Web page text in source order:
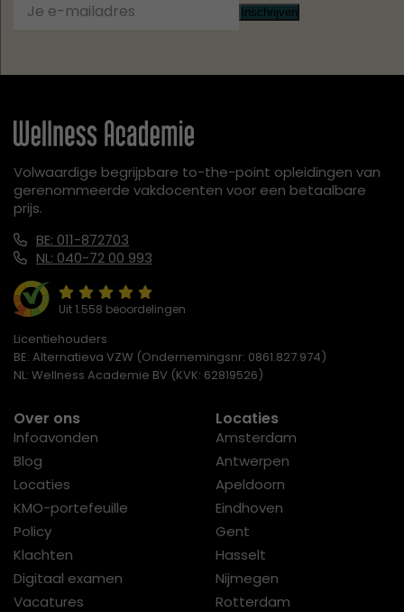
Inschrijven
Volwaardige begrijpbare to-the-point opleidingen van
gerenommeerde vakdocenten voor een betaalbare
prijs.
BE: 011-872703
NL: 040-72 00 993
Uit 1.558 beoordelingen
Licentiehouders
BE: Alternatieva VZW (Ondernemingsnr: 0861.827.974)
NL: Wellness Academie BV (KVK: 62819526)
Over ons
Infoavonden
Blog
Locaties
KMO-portefeuille
Policy
Klachten
Digitaal examen
Vacatures
Locaties
Amsterdam
Antwerpen
Apeldoorn
Eindhoven
Gent
Hasselt
Nijmegen
Rotterdam